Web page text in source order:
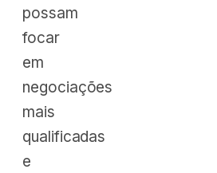
possam
focar
em
negociações
mais
qualificadas
e